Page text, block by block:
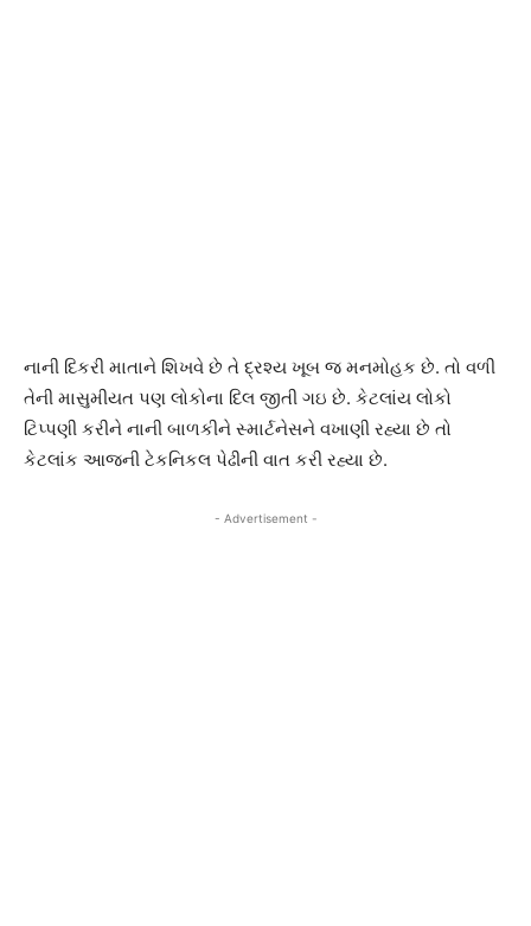
નાની દિકરી માતાને શિખવે છે તે દ્રશ્ય ખૂબ જ મનમોહક છે. તો વળી
તેની માસુમીયત પણ લોકોના દિલ જીતી ગઇ છે. કેટલાંય લોકો
ટિપ્પણી કરીને નાની બાળકીને સ્માર્ટનેસને વખાણી રહ્યા છે તો
કેટલાંક આજની ટેકનિકલ પેઢીની વાત કરી રહ્યા છે.
- Advertisement -